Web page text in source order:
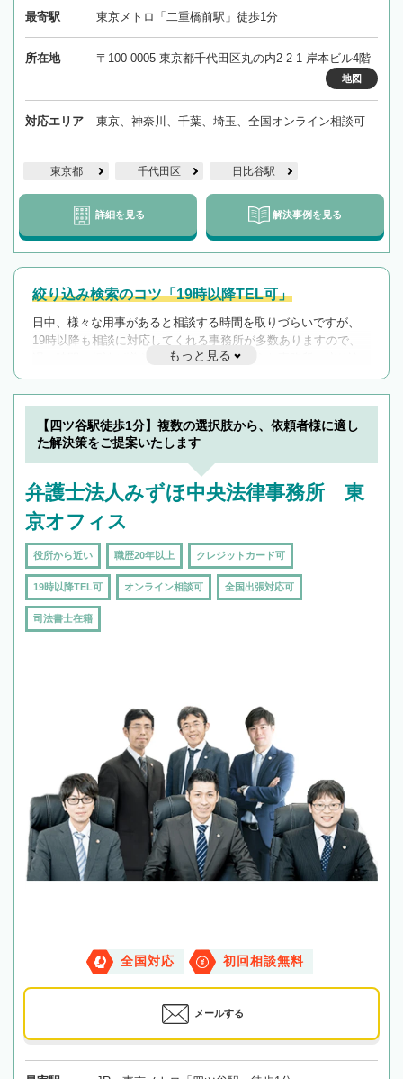
最寄駅 東京メトロ「二重橋前駅」徒歩1分
所在地 〒100-0005 東京都千代田区丸の内2-2-1 岸本ビル4階
地図
対応エリア 東京、神奈川、千葉、埼玉、全国オンライン相談可
東京都 千代田区 日比谷駅
詳細を見る 解決事例を見る
絞り込み検索のコツ「19時以降TEL可」
日中、様々な用事があると相談する時間を取りづらいですが、
19時以降も相談に対応してくれる事務所が多数ありますので、
遅い時間の相談が増えそうな場合はそのような事務所に絞り込
んで検索してみましょう。
19時以降TEL可の条件
を加えて再検索
もっと見る
【四ツ谷駅徒歩1分】複数の選択肢から、依頼者様に適し
た解決策をご提案いたします
弁護士法人みずほ中央法律事務所 東
京オフィス
役所から近い 職歴20年以上 クレジットカード可
19時以降TEL可 オンライン相談可 全国出張対応可
司法書士在籍
全国対応 初回相談無料
メールする